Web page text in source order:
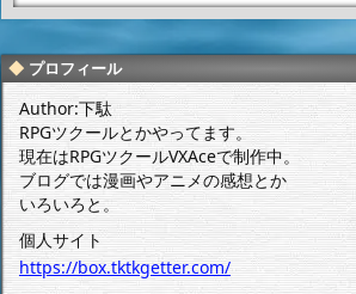
ビル
ガ 第
ORG 009 CAL
E」小説版 感
想
プロフィール
Author:下駄
RPGツクールとかやってます。
現在はRPGツクールVXAceで制作中。
ブログでは漫画やアニメの感想とか
いろいろと。
個人サイト
https://box.tktkgetter.com/